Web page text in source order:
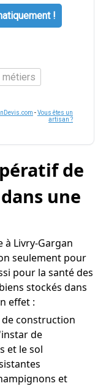
!
métiers
-Vous êtes un
artisan ?
de
une
à Livry-Gargan
seulement pour
pour la santé des
stockés dans
effet :
construction
de
et le sol
et